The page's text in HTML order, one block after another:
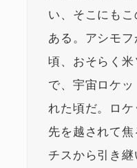
い、そこにも
ある。アシモ
頃、おそらく
で、宇宙ロケ
れた頃だ。ロ
先を越されて
チスから引き